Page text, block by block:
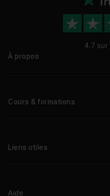
4.7 sur
À propos
Cours & formations
Formations certifiantes
Liens utiles
Aide